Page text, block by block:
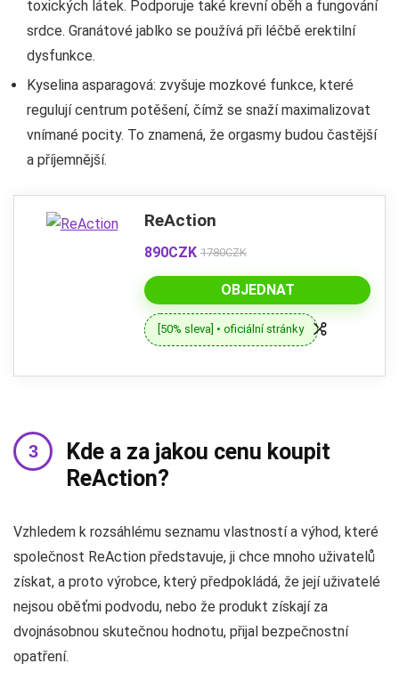
toxických látek. Podporuje také krevní oběh a fungování
srdce. Granátové jablko se používá při léčbě erektilní
dysfunkce.
Kyselina asparagová: zvyšuje mozkové funkce, které
regulují centrum potěšení, čímž se snaží maximalizovat
vnímané pocity. To znamená, že orgasmy budou častější
a příjemnější.
ReAction
890CZK 1780CZK
OBJEDNAT
[50% sleva] • oficiální stránky
Kde a za jakou cenu koupit
ReAction?
Vzhledem k rozsáhlému seznamu vlastností a výhod, které
společnost ReAction představuje, ji chce mnoho uživatelů
získat, a proto výrobce, který předpokládá, že její uživatelé
nejsou oběťmi podvodu, nebo že produkt získají za
dvojnásobnou skutečnou hodnotu, přijal bezpečnostní
opatření.